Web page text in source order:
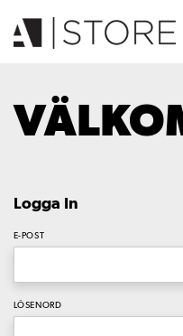
Logga In
E-POST
LÖSENORD